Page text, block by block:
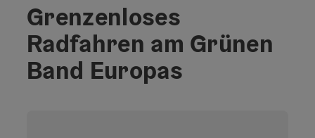
Grenzenloses
Radfahren am Grünen
Band Europas